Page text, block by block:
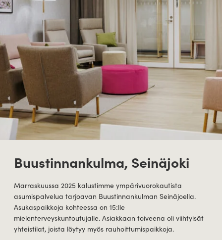
Buustinnankulma, Seinäjoki
Marraskuussa 2025 kalustimme ympärivuorokautista
asumispalvelua tarjoavan Buustinnankulman Seinäjoella.
Asukaspaikkoja kohteessa on 15:lle
mielenterveyskuntoutujalle. Asiakkaan toiveena oli viihtyisät
yhteistilat, joista löytyy myös rauhoittumispaikkoja.